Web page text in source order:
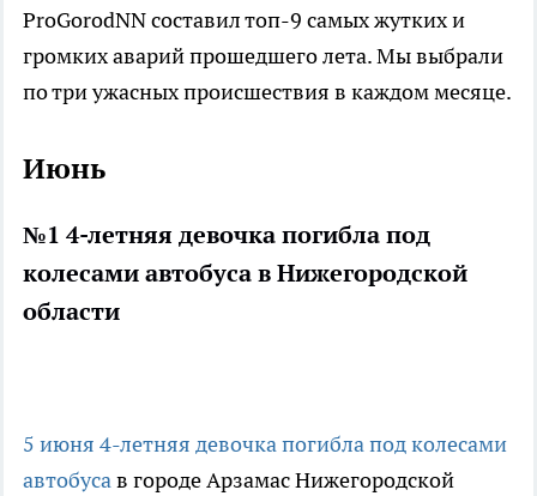
ProGorodNN составил топ-9 самых жутких и
громких аварий прошедшего лета. Мы выбрали
по три ужасных происшествия в каждом месяце.
Июнь
№1 4-летняя девочка погибла под
колесами автобуса в Нижегородской
области
5 июня 4-летняя девочка погибла под колесами
автобусав городе Арзамас Нижегородской